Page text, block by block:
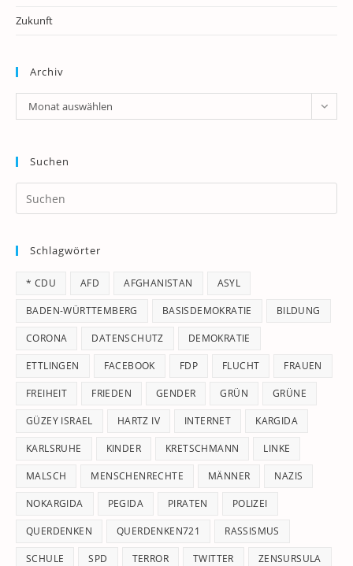
Zukunft
Archiv
Archiv
Monat auswählen
Suchen
Schlagwörter
* CDU AFD AFGHANISTAN ASYL
BADEN-WÜRTTEMBERG BASISDEMOKRATIE BILDUNG
CORONA DATENSCHUTZ DEMOKRATIE
ETTLINGEN FACEBOOK FDP FLUCHT FRAUEN
FREIHEIT FRIEDEN GENDER GRÜN GRÜNE
GÜZEY ISRAEL HARTZ IV INTERNET KARGIDA
KARLSRUHE KINDER KRETSCHMANN LINKE
MALSCH MENSCHENRECHTE MÄNNER NAZIS
NOKARGIDA PEGIDA PIRATEN POLIZEI
QUERDENKEN QUERDENKEN721 RASSISMUS
SCHULE SPD TERROR TWITTER ZENSURSULA